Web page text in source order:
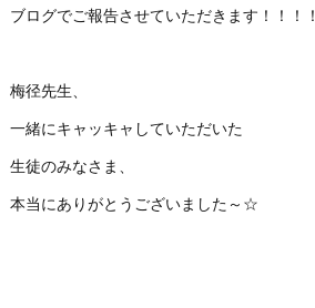
ブログでご報告させていただきます！！！！
梅径先生、
一緒にキャッキャしていただいた
生徒のみなさま、
本当にありがとうございました～☆